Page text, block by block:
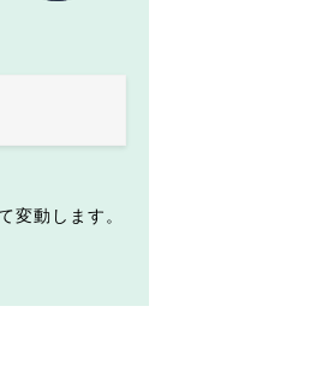
変動します。